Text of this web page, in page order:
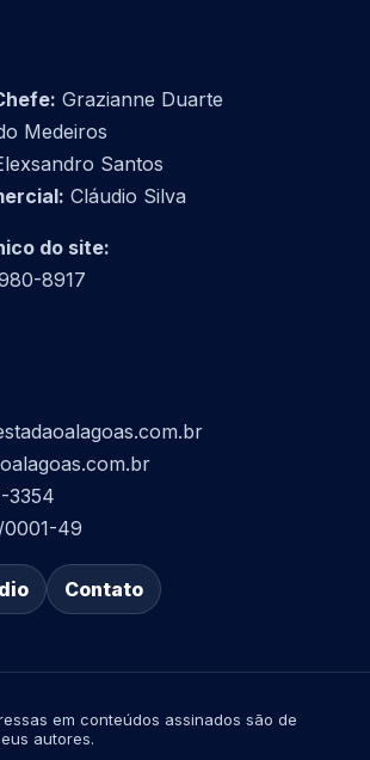
Grazianne Duarte
Medeiros
Santos
Cláudio Silva
do site:
8917
3354
0001-49
Contato
em conteúdos assinados são de
autores.